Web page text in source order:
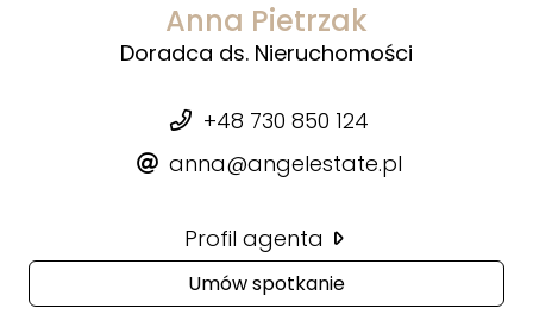
Anna Pietrzak
Doradca ds. Nieruchomości
+48 730 850 124
anna@angelestate.pl
Profil agenta
Umów spotkanie